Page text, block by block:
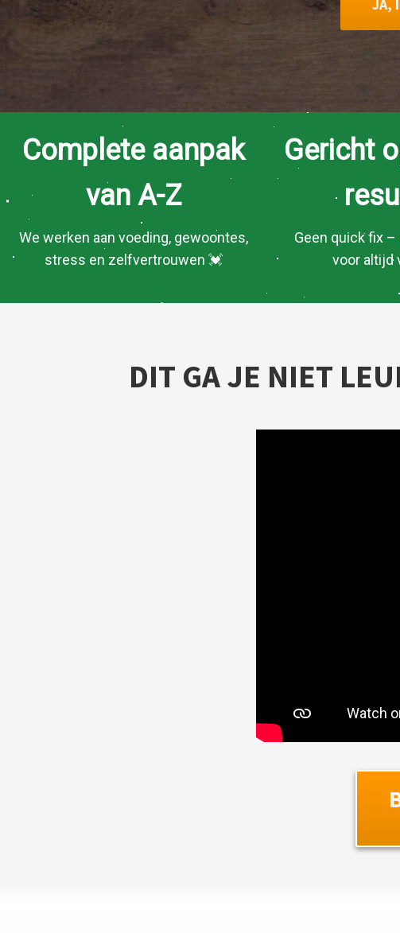
JA,
Complete aanpak
van A-Z
We werken aan voeding, gewoontes,
stress en zelfvertrouwen 💓
Gericht
Geen quick fix –
voor altijd
DIT GA JE NIET